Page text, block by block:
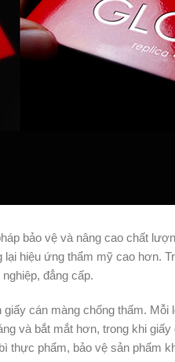
bảo vệ và nâng cao chất
hiệu ứng thẩm mỹ cao hơn.
đẳng cấp.
cán màng chống thấm. Mỗi
và bắt mắt hơn, trong khi
thực phẩm, bảo vệ sản phẩm